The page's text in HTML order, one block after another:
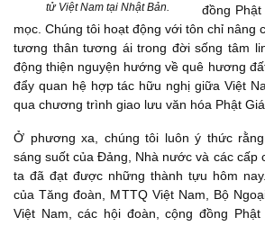
tử Việt Nam tại Nhật Bản.
đồng
mọc. Chúng tôi hoạt động với tôn chỉ nâng
tương thân tương ái trong đời sống tâm
động thiện nguyện hướng về quê hương
đẩy quan hệ hợp tác hữu nghị giữa Việt
qua chương trình giao lưu văn hóa Phật
Ở phương xa, chúng tôi luôn ý thức
sáng suốt của Đảng, Nhà nước và các cấp
ta đã đạt được những thành tựu hôm
của Tăng đoàn, MTTQ Việt Nam, Bộ
Việt Nam, các hội đoàn, cộng đồng